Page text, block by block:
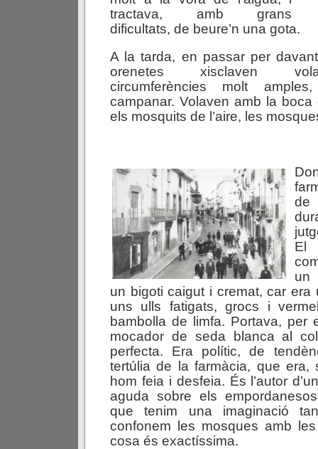
tractava, amb grans
dificultats, de beure’n una gota.
A la tarda, en passar per
orenetes xisclaven
circumferències molt
campanar. Volaven amb la boca
els mosquits de l’aire, les
de
El
un
un bigoti caigut i cremat, car era
uns ulls fatigats, grocs i
bambolla de limfa. Portava, per
mocador de seda blanca al
perfecta. Era polític, de
tertúlia de la farmàcia, que era,
hom feia i desfeia. És l’autor
aguda sobre els
que tenim una imaginació
confonem les mosques amb
cosa és exactíssima.